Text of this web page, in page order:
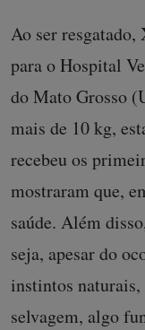
Ao ser
para o Hospital
do Mato Grosso
mais de 10 kg,
recebeu os
mostraram que,
saúde. Além
seja, apesar do
instintos
selvagem, algo